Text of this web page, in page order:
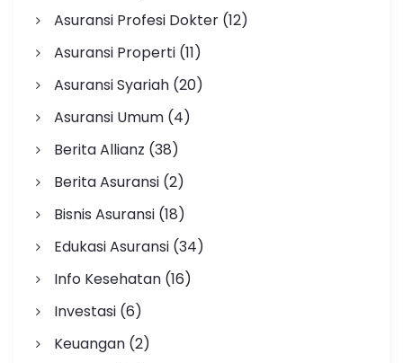
Asuransi Profesi Dokter(12)
Asuransi Properti(11)
Asuransi Syariah(20)
Asuransi Umum(4)
Berita Allianz (38)
Berita Asuransi(2)
Bisnis Asuransi(18)
Edukasi Asuransi(34)
Info Kesehatan(16)
Investasi(6)
Keuangan(2)